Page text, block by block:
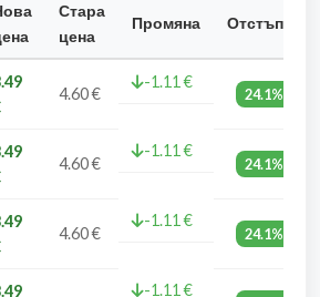
Стара
цена
Промяна Отстъпка
4.60 €
-1.11 €
24.1%
4.60 €
-1.11 €
24.1%
4.60 €
-1.11 €
24.1%
-1.11 €